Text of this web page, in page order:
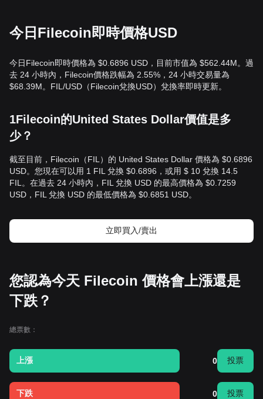
今日Filecoin即時價格USD
今日Filecoin即時價格為 $0.6896 USD，目前市值為 $562.44M。過
去 24 小時內，Filecoin價格跌幅為 2.55%，24 小時交易量為
$68.39M。FIL/USD（Filecoin兌換USD）兌換率即時更新。
1Filecoin的United States Dollar價值是多
少？
截至目前，Filecoin（FIL）的 United States Dollar 價格為 $0.6896
USD。您現在可以用 1 FIL 兌換 $0.6896，或用 $ 10 兌換 14.5
FIL。在過去 24 小時內，FIL 兌換 USD 的最高價格為 $0.7259
USD，FIL 兌換 USD 的最低價格為 $0.6851 USD。
立即買入/賣出
您認為今天 Filecoin 價格會上漲還是
下跌？
總票數：
上漲 0 投票
下跌 0 投票